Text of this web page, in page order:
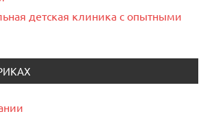
детская клиника с опытными